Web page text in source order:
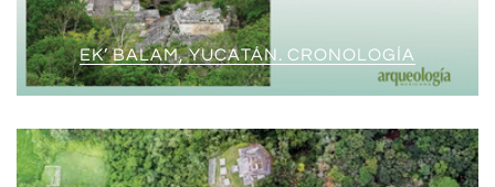
EK’ BALAM, YUCATÁN. CRONOLOGÍA